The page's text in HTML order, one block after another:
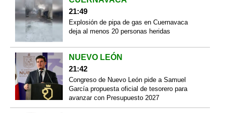
21:49
Explosión de pipa de gas en Cuernavaca
deja al menos 20 personas heridas
NUEVO LEÓN
21:42
Congreso de Nuevo León pide a Samuel
García propuesta oficial de tesorero para
avanzar con Presupuesto 2027